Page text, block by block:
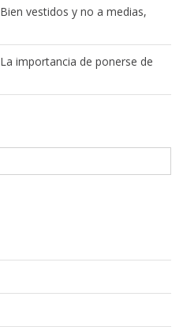
Bien vestidos y no a medias,
La importancia de ponerse de